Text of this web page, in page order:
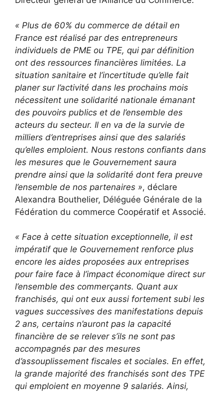
« Plus de 60% du commerce de détail en
France est réalisé par des entrepreneurs
individuels de PME ou TPE, qui par définition
ont des ressources financières limitées. La
situation sanitaire et l’incertitude qu’elle fait
planer sur l’activité dans les prochains mois
nécessitent une solidarité nationale émanant
des pouvoirs publics et de l’ensemble des
acteurs du secteur. Il en va de la survie de
milliers d’entreprises ainsi que des salariés
qu’elles emploient. Nous restons confiants dans
les mesures que le Gouvernement saura
prendre ainsi que la solidarité dont fera preuve
l’ensemble de nos partenaires », déclare
Alexandra Bouthelier, Déléguée Générale de la
Fédération du commerce Coopératif et Associé.
« Face à cette situation exceptionnelle, il est
impératif que le Gouvernement renforce plus
encore les aides proposées aux entreprises
pour faire face à l’impact économique direct sur
l’ensemble des commerçants. Quant aux
franchisés, qui ont eux aussi fortement subi les
vagues successives des manifestations depuis
2 ans, certains n’auront pas la capacité
financière de se relever s’ils ne sont pas
accompagnés par des mesures
d’assouplissement fiscales et sociales. En effet,
la grande majorité des franchisés sont des TPE
qui emploient en moyenne 9 salariés. Ainsi,